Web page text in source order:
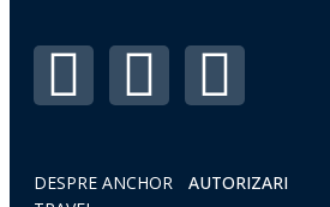
DESPRE ANCHOR
AUTORIZARI